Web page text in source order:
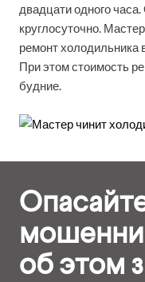
двадцати одного
круглосуточно.
ремонт холодильника
При этом стоимость
будние.
об этом